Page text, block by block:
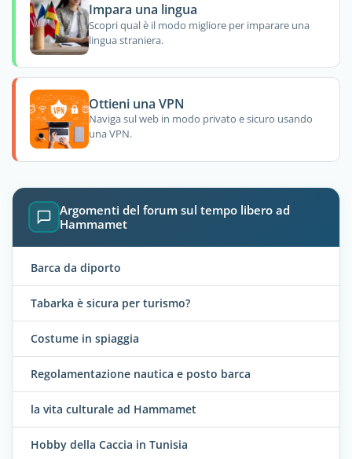
Impara una lingua
Scopri qual è il modo migliore per imparare una
lingua straniera.
Ottieni una VPN
Naviga sul web in modo privato e sicuro usando
una VPN.
Argomenti del forum sul tempo libero ad
Hammamet
Barca da diporto
Tabarka è sicura per turismo?
Costume in spiaggia
Regolamentazione nautica e posto barca
la vita culturale ad Hammamet
Hobby della Caccia in Tunisia